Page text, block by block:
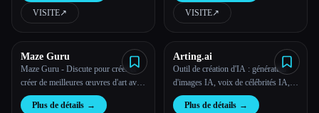
enfant en 30 secondes
VISITE↗︎ VISITE↗︎
Maze Guru
Maze Guru - Discute pour créer et
créer de meilleures œuvres d'art avec
meilleurs modèles
Plus de détails →
Arting.ai
Outil de création d'IA : générateur
d'images IA, voix de célébrités IA,
générateur vidéo IA
Plus de détails →